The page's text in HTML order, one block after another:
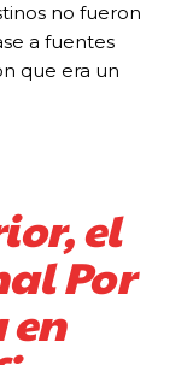
no fueron
a fuentes
que era un
el
Por